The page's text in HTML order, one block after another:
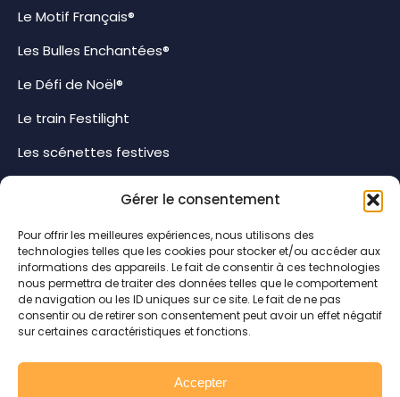
Gérer le consentement
Pour offrir les meilleures expériences, nous utilisons des
technologies telles que les cookies pour stocker et/ou accéder aux
informations des appareils. Le fait de consentir à ces technologies
nous permettra de traiter des données telles que le comportement
de navigation ou les ID uniques sur ce site. Le fait de ne pas
consentir ou de retirer son consentement peut avoir un effet négatif
sur certaines caractéristiques et fonctions.
Accepter
Le Motif Français®
Les Bulles Enchantées®
Le Défi de Noël®
Le train Festilight
Les scénettes festives
Villes et villages
Espaces commerciaux
Visual merchandising